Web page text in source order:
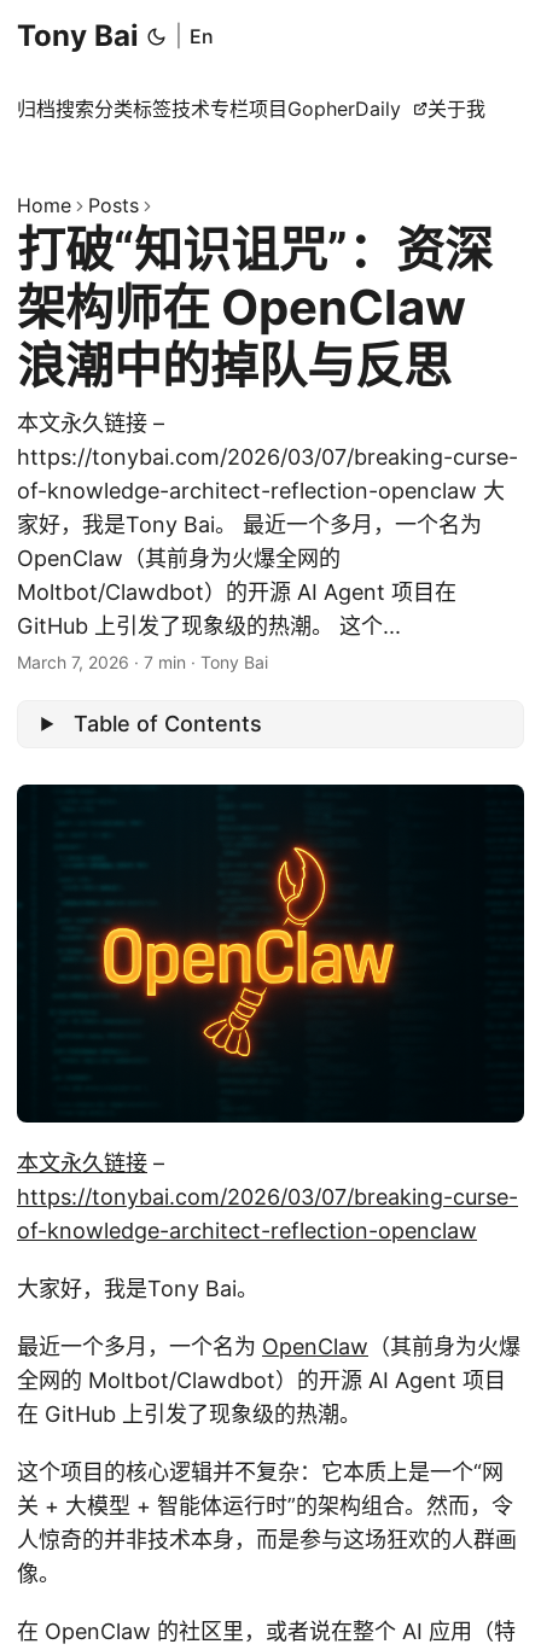
Tony Bai En
归档搜索分类标签技术专栏项目 GopherDaily 关于我
Home Posts
打破“知识诅咒”：资深
架构师在 OpenClaw
浪潮中的掉队与反思
本文永久链接 –
https://tonybai.com/2026/03/07/breaking-curse-
of-knowledge-architect-reflection-openclaw 大
家好，我是Tony Bai。 最近一个多月，一个名为
OpenClaw（其前身为火爆全网的
Moltbot/Clawdbot）的开源 AI Agent 项目在
GitHub 上引发了现象级的热潮。 这个...
March 7, 2026 · 7 min · Tony Bai
Table of Contents
本文永久链接 –
https://tonybai.com/2026/03/07/breaking-curse-
of-knowledge-architect-reflection-openclaw
大家好，我是Tony Bai。
最近一个多月，一个名为 OpenClaw （其前身为火爆
全网的 Moltbot/Clawdbot）的开源 AI Agent 项目
在 GitHub 上引发了现象级的热潮。
这个项目的核心逻辑并不复杂：它本质上是一个“网
关 + 大模型 + 智能体运行时”的架构组合。然而，令
人惊奇的并非技术本身，而是参与这场狂欢的人群画
像。
在 OpenClaw 的社区里，或者说在整个 AI 应用（特